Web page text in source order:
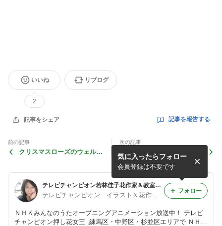
いいね
2
リブログ
記事をシェア 記事を報告する
前の記事
クリスマスローズのウェルカ
次の記事
クリスマスローズのクラフト
がたくさん楽しめます！ぜひ
どうぞ
テレビチャンピオン若林佳子花作家＆教室 はちみつブログ
テレビチャンピオン イラスト＆花作家＆教室
ＮＨＫみんなのうたオープニングアニメーション放送中！ テレビ
チャンピオン押し花女王 ,練馬区・中野区・杉並区エリアで ＮＨＫ
気に入ったらフォロー
会員登録は不要です
フォロー